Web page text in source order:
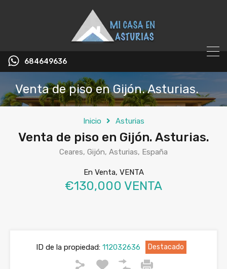
684649636
Venta de piso en Gijón. Asturias.
Inicio Asturias
Venta de piso en Gijón. Asturias.
Ceares, Gijón, Asturias, España
En Venta, VENTA
€130,000 VENTA
ID de la propiedad:112032636 Destacado